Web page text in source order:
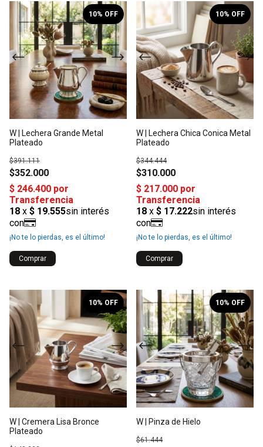
1/2
W | Lechera Grande Metal
Plateado
$352.000
$391.111
10% OFF
¡No te lo pierdas, es el último!
1/2
W | Lechera Chica Conica Metal
Plateado
$310.000
$344.444
10% OFF
¡No te lo pierdas, es el último!
1/2
W | Cremera Lisa Bronce
Plateado
10% OFF 1/2
W | Pinza de Hielo
$61.444
10% OFF